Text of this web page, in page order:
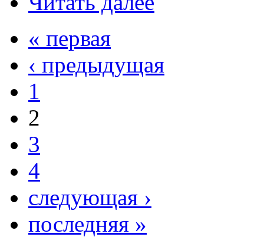
« первая
‹ предыдущая
1
2
3
4
следующая ›
последняя »